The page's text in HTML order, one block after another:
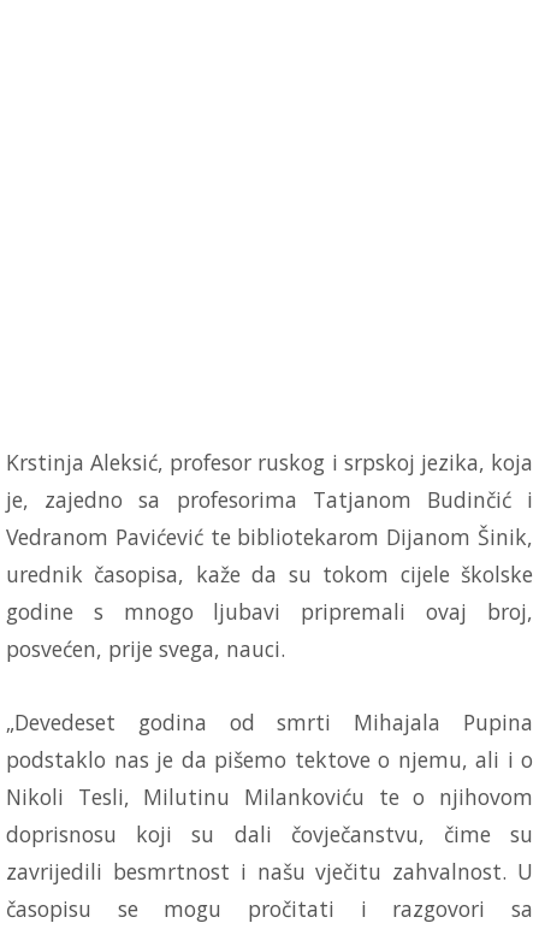
Krstinja Aleksić, profesor ruskog i srpskoj jezika, koja
je, zajedno sa profesorima Tatjanom Budinčić i
Vedranom Pavićević te bibliotekarom Dijanom Šinik,
urednik časopisa, kaže da su tokom cijele školske
godine s mnogo ljubavi pripremali ovaj broj,
posvećen, prije svega, nauci.
„Devedeset godina od smrti Mihajala Pupina
podstaklo nas je da pišemo tektove o njemu, ali i o
Nikoli Tesli, Milutinu Milankoviću te o njihovom
doprisnosu koji su dali čovječanstvu, čime su
zavrijedili besmrtnost i našu vječitu zahvalnost. U
časopisu se mogu pročitati i razgovori sa